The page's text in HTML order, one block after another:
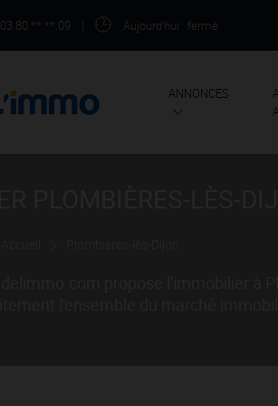
03.80.**.**.09 Aujourd'hui : fermé
ANNONCES